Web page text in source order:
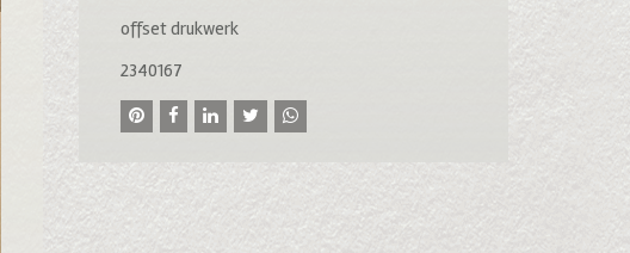
offset drukwerk
2340167